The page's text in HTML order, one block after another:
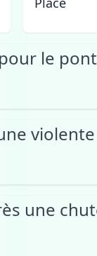
le
une